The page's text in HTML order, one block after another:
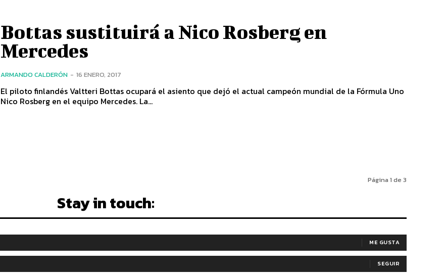
Bottas sustituirá a Nico Rosberg en
Mercedes
ARMANDO CALDERÓN - 16 ENERO, 2017
El piloto finlandés Valtteri Bottas ocupará el asiento que dejó el actual campeón mundial de la Fórmula Uno
Nico Rosberg en el equipo Mercedes. La...
Página 1 de 3
Stay in touch:
ME GUSTA
SEGUIR